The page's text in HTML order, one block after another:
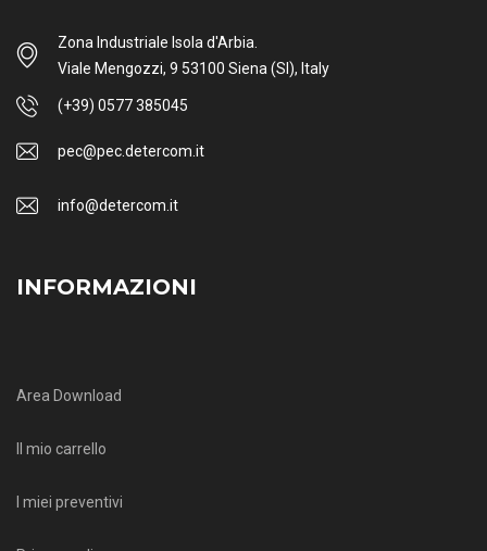
Zona Industriale Isola d'Arbia.
Viale Mengozzi, 9 53100 Siena (SI), Italy
(+39) 0577 385045
pec@pec.detercom.it
info@detercom.it
INFORMAZIONI
Area Download
Il mio carrello
I miei preventivi